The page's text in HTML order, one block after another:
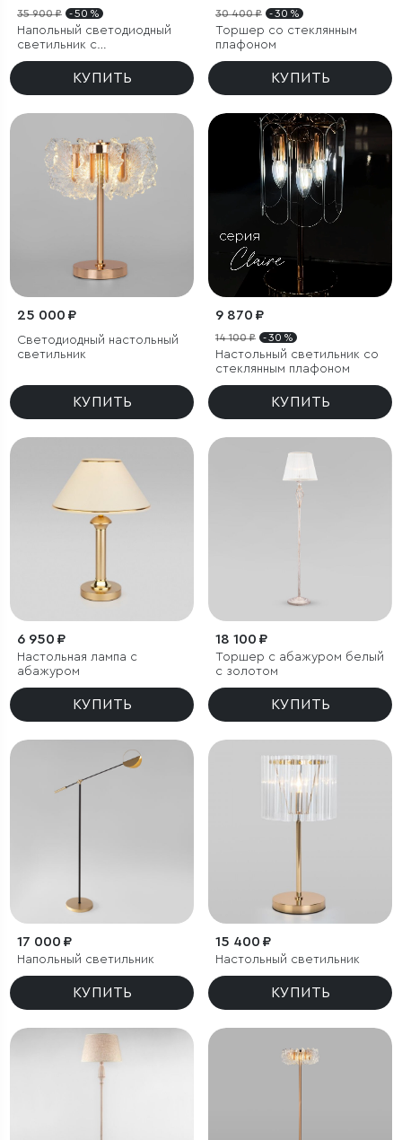
35 900 ₽ - 50 %
Напольный светодиодный
светильник с
регулировкой цветовой
температуры Ragno
КУПИТЬ
30 400 ₽ - 30 %
Торшер со стеклянным
плафоном
КУПИТЬ
25 000 ₽
Светодиодный настольный
светильник
КУПИТЬ
9 870 ₽
14 100 ₽ - 30 %
Настольный светильник со
стеклянным плафоном
КУПИТЬ
6 950 ₽
Настольная лампа с
абажуром
КУПИТЬ
18 100 ₽
Торшер с абажуром белый
с золотом
КУПИТЬ
17 000 ₽
Напольный светильник
КУПИТЬ
15 400 ₽
Настольный светильник
КУПИТЬ